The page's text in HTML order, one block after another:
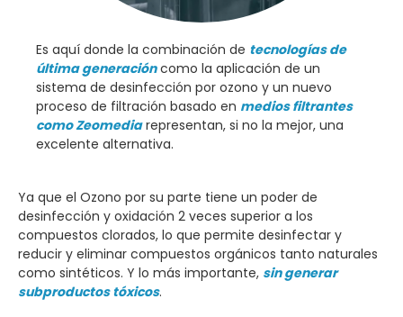
Es aquí donde la combinación de tecnologías de
última generacióncomo la aplicación de un
sistema de desinfección por ozono y un nuevo
proceso de filtración basado en medios filtrantes
como Zeomediarepresentan, si no la mejor, una
excelente alternativa.
Ya que el Ozono por su parte tiene un poder de
desinfección y oxidación 2 veces superior a los
compuestos clorados, lo que permite desinfectar y
reducir y eliminar compuestos orgánicos tanto naturales
como sintéticos. Y lo más importante, singenerar
subproductos tóxicos.